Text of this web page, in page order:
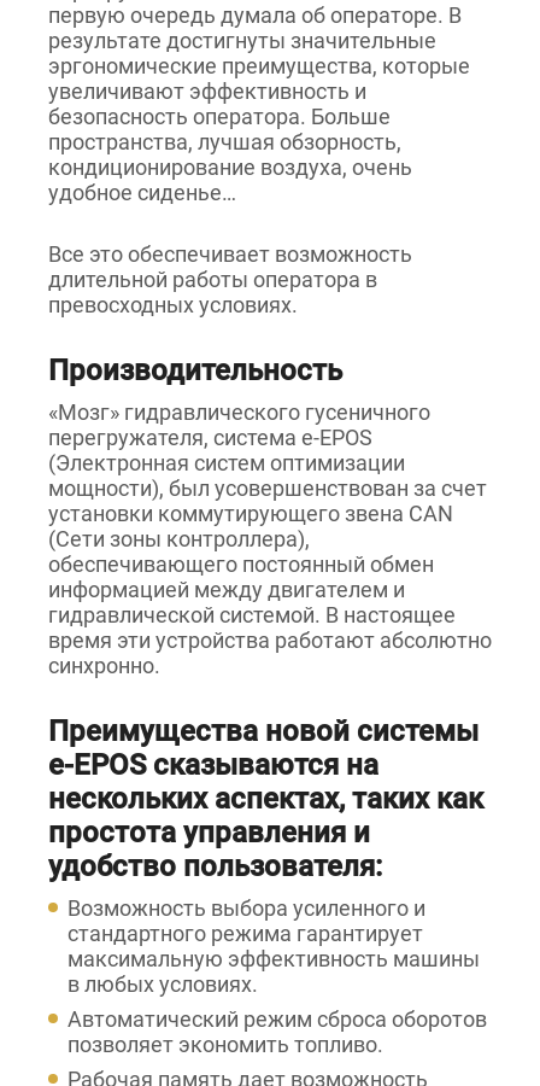
первую очередь думала об операторе. В
результате достигнуты значительные
эргономические преимущества, которые
увеличивают эффективность и
безопасность оператора. Больше
пространства, лучшая обзорность,
кондиционирование воздуха, очень
удобное сиденье…
Все это обеспечивает возможность
длительной работы оператора в
превосходных условиях.
Производительность
«Мозг» гидравлического гусеничного
перегружателя, система e-EPOS
(Электронная систем оптимизации
мощности), был усовершенствован за счет
установки коммутирующего звена CAN
(Сети зоны контроллера),
обеспечивающего постоянный обмен
информацией между двигателем и
гидравлической системой. В настоящее
время эти устройства работают абсолютно
синхронно.
Преимущества новой системы
e-EPOS сказываются на
нескольких аспектах, таких как
простота управления и
удобство пользователя:
Возможность выбора усиленного и
стандартного режима гарантирует
максимальную эффективность машины
в любых условиях.
Автоматический режим сброса оборотов
позволяет экономить топливо.
Рабочая память дает возможность